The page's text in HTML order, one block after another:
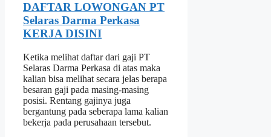
DAFTAR LOWONGAN PT
Selaras Darma Perkasa
KERJA DISINI
Ketika melihat daftar dari gaji PT
Selaras Darma Perkasa di atas maka
kalian bisa melihat secara jelas berapa
besaran gaji pada masing-masing
posisi. Rentang gajinya juga
bergantung pada seberapa lama kalian
bekerja pada perusahaan tersebut.